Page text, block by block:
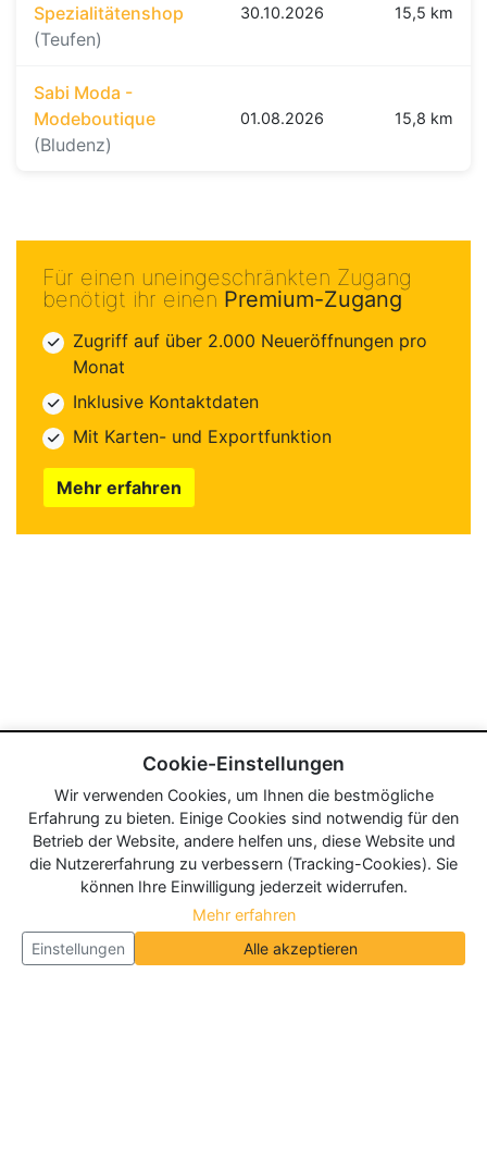
Spezialitätenshop
(Teufen)
30.10.2026 15,5 km
Sabi Moda -
Modeboutique
(Bludenz)
01.08.2026 15,8 km
Für einen uneingeschränkten Zugang
benötigt ihr einen Premium-Zugang
Zugriff auf über 2.000 Neueröffnungen pro
Monat
Inklusive Kontaktdaten
Mit Karten- und Exportfunktion
Mehr erfahren
Cookie-Einstellungen
Wir verwenden Cookies, um Ihnen die bestmögliche
Erfahrung zu bieten. Einige Cookies sind notwendig für den
Betrieb der Website, andere helfen uns, diese Website und
die Nutzererfahrung zu verbessern (Tracking-Cookies). Sie
können Ihre Einwilligung jederzeit widerrufen.
Mehr erfahren
Einstellungen
Alle akzeptieren